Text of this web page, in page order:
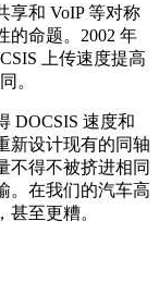
享和 VoIP 等对称
的命题。2002 年
上传速度提高
。
DOCSIS 速度和
新设计现有的同轴
不得不被挤进相同
。在我们的汽车高
至更糟。